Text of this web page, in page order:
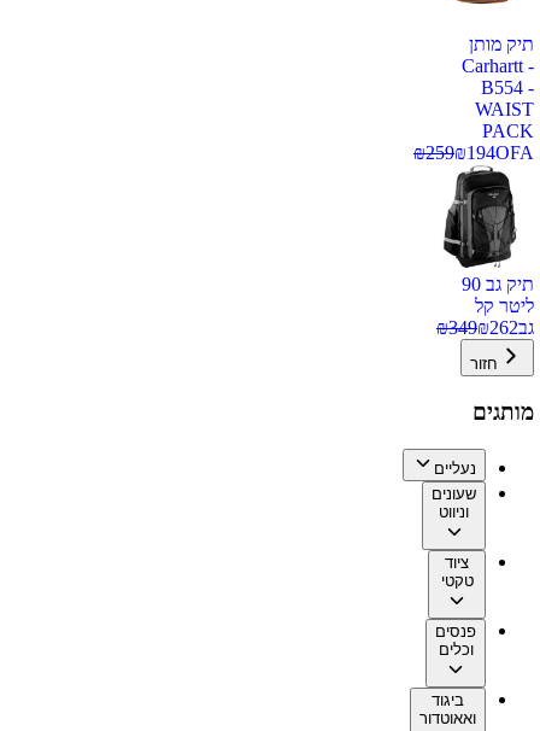
תיק מותן
Carhartt -
B554 -
WAIST
PACK
OFA
₪194
₪259
תיק גב 90
ליטר קל
גב
₪262
₪349
חזור
מותגים
נעליים
שעונים
וניווט
ציוד
טקטי
פנסים
וכלים
ביגוד
ואאוטדור